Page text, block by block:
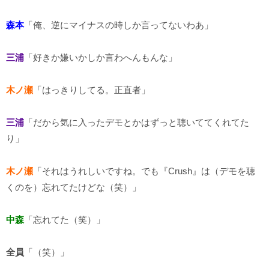
森本「俺、逆にマイナスの時しか言ってないわあ」
三浦 「好きか嫌いかしか言わへんもんな」
木ノ瀬 「はっきりしてる。正直者」
三浦 「だから気に入ったデモとかはずっと聴いててくれてた
り」
木ノ瀬 「それはうれしいですね。でも『Crush』は（デモを聴
くのを）忘れてたけどな（笑）」
中森 「忘れてた（笑）」
全員 「（笑）」